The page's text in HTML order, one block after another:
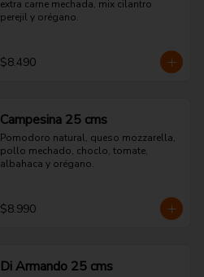
extra carne mechada, mix cilantro
perejil y orégano.
$8.490
Campesina 25 cms
Pomodoro natural, queso mozzarella,
pollo mechado, choclo, tomate,
albahaca y orégano.
$8.990
Di Armando 25 cms